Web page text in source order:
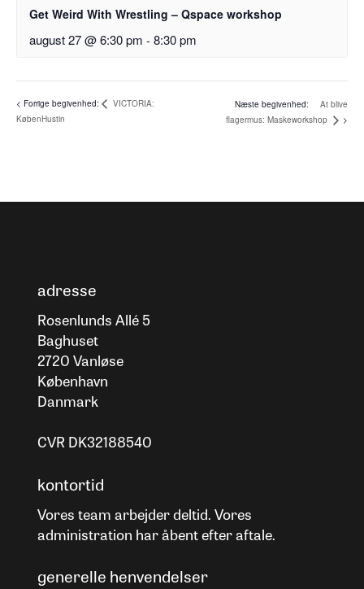
Get Weird With Wrestling – Qspace workshop
august 27 @ 6:30 pm - 8:30 pm
VICTORIA:
KøbenHustin
At blive
flagermus: Maskeworkshop
adresse
Rosenlunds Allé 5
Baghuset
2720 Vanløse
København
Danmark
CVR DK32188540
kontortid
Vores team arbejder deltid. Vores
administration har åbent efter aftale.
generelle henvendelser